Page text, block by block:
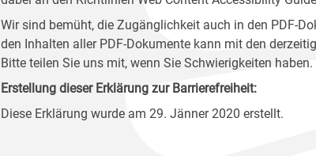
Wir sind bemüht, die Zugänglichkeit auch in den PDF-
den Inhalten aller PDF-Dokumente kann mit den
Bitte teilen Sie uns mit, wenn Sie Schwierigkeiten haben.
Erstellung dieser Erklärung zur Barrierefreiheit:
Diese Erklärung wurde am 29. Jänner 2020 erstellt.